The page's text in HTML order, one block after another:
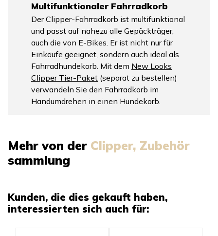
Multifunktionaler Fahrradkorb
Der Clipper-Fahrradkorb ist multifunktional
und passt auf nahezu alle Gepäckträger,
auch die von E-Bikes. Er ist nicht nur für
Einkäufe geeignet, sondern auch ideal als
Fahrradhundekorb. Mit dem New Looks
Clipper Tier-Paket (separat zu bestellen)
verwandeln Sie den Fahrradkorb im
Handumdrehen in einen Hundekorb.
Mehr von der Clipper, Zubehör
sammlung
Kunden, die dies gekauft haben,
interessierten sich auch für: